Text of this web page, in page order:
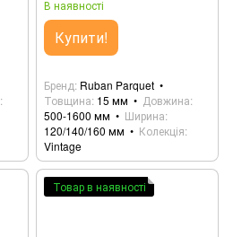
В наявності
Купити!
Бренд Ruban Parquet
Товщина 15 мм
Довжина
500-1600 мм
Ширина
120/140/160 мм
Колекція
Vintage
Товар в наявності